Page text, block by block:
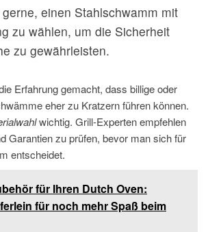
einen Stahlschwamm mit
zu wählen, um die Sicherheit
zu gewährleisten.
Erfahrung gemacht, dass billige oder
eher zu Kratzern führen können.
wichtig. Grill-Experten empfehlen
Garantien zu prüfen, bevor man sich für
entscheidet.
für Ihren Dutch Oven:
für noch mehr Spaß beim